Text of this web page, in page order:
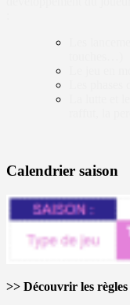
Calendrier saison
>> Découvrir les règles